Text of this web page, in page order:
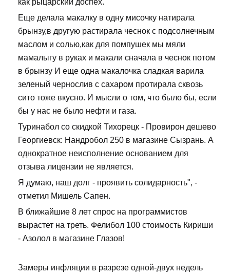
как рыцарский доспех.
Еще делала макалку в одну мисочку натирала
брынзу,в другую растирала чеснок с подсолнечным
маслом и солью,как для помпушек мы мяли
мамалыгу в руках и макали сначала в чеснок потом
в брынзу И еще одна макалочка сладкая варила
зеленый чернослив с сахаром протирала сквозь
сито тоже вкусно. И мысли о том, что было бы, если
бы у нас не было нефти и газа.
Туринабол со скидкой Тихорецк - Провирон дешево
Георгиевск: Нандробол 250 в магазине Сызрань. А
однократное неисполнение основанием для
отзыва лицензии не является.
Я думаю, наш долг - проявить солидарность", -
отметил Мишель Сапен.
В ближайшие 8 лет спрос на программистов
вырастет на треть. Фелибол 100 стоимость Кириши
- Азолол в магазине Глазов!
Замеры инфляции в разрезе одной-двух недель